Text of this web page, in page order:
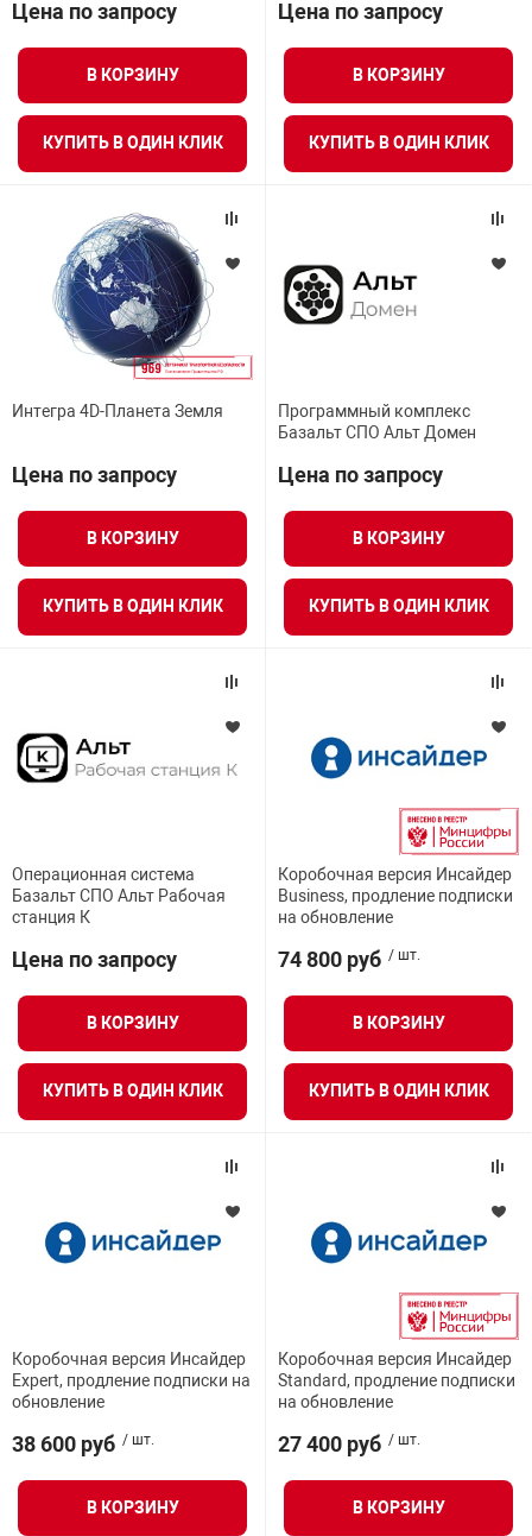
решения
установки
оборудование
управления
периметра
экипировка
техника
информации
техника
средства охраны
ключи
Средства
Стволы
Узлы
Шкафы
Табло
Термошкафы
Цена по запросу
В КОРЗИНУ
КУПИТЬ В ОДИН КЛИК
Цена по запросу
В КОРЗИНУ
КУПИТЬ В ОДИН КЛИК
Интегра 4D-Планета Земля
Цена по запросу
В КОРЗИНУ
КУПИТЬ В ОДИН КЛИК
Программный комплекс
Базальт СПО Альт Домен
Цена по запросу
В КОРЗИНУ
КУПИТЬ В ОДИН КЛИК
Операционная система
Базальт СПО Альт Рабочая
станция К
Цена по запросу
В КОРЗИНУ
КУПИТЬ В ОДИН КЛИК
Коробочная версия Инсайдер
Business, продление подписки
на обновление
74 800 руб / шт.
В КОРЗИНУ
КУПИТЬ В ОДИН КЛИК
Коробочная версия Инсайдер
Expert, продление подписки на
обновление
38 600 руб / шт.
В КОРЗИНУ
Коробочная версия Инсайдер
Standard, продление подписки
на обновление
27 400 руб / шт.
В КОРЗИНУ